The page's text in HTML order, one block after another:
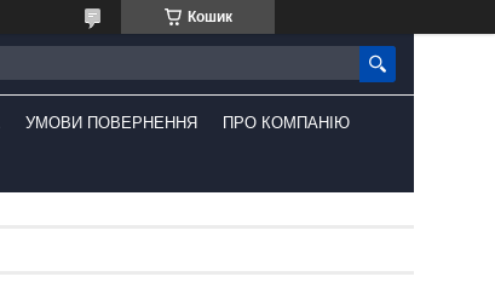
Кошик
УМОВИ ПОВЕРНЕННЯ ПРО КОМПАНІЮ